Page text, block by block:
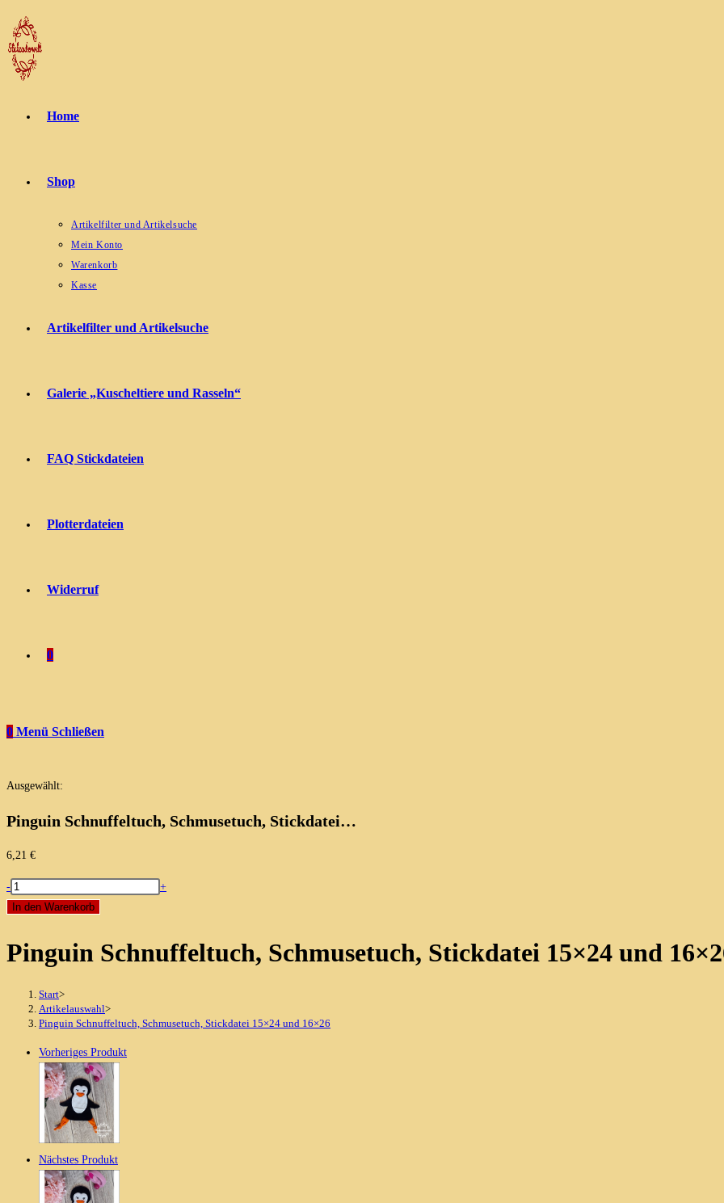
Zum
Inhalt
springen
Home
Shop
Artikelfilter und Artikelsuche
Mein Konto
Warenkorb
Kasse
Artikelfilter und Artikelsuche
Galerie „Kuscheltiere und Rasseln“
FAQ Stickdateien
Plotterdateien
Widerruf
0
0 Menü Schließen
Ausgewählt:
Pinguin Schnuffeltuch, Schmusetuch, Stickdatei…
6,21 €
Pinguin
Schnuffeltuch,
Stickdatei
16x26
Menge
-
+
In den Warenkorb
Pinguin Schnuffeltuch, Schmusetuch, Stickdatei 15×24 und
Start>
Artikelauswahl>
Pinguin Schnuffeltuch, Schmusetuch, Stickdatei 15×24 und 16×26
Vorheriges Produkt
Nächstes Produkt